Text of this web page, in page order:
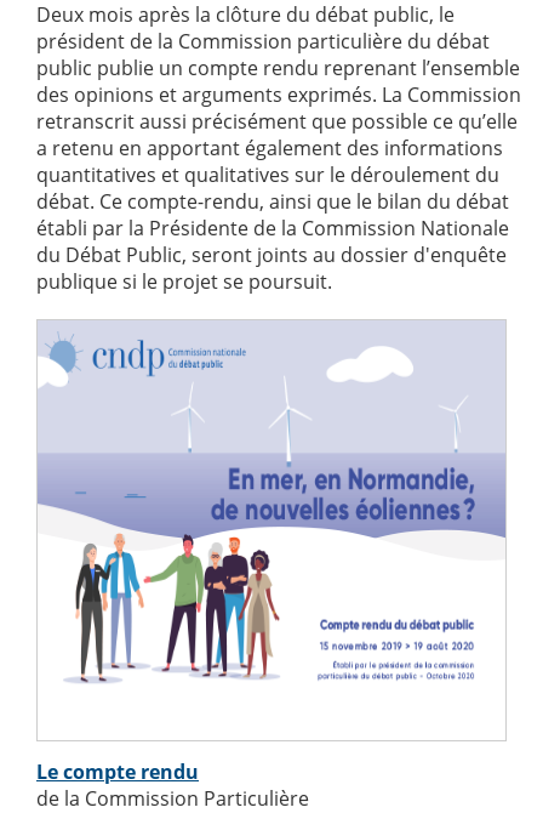
Deux mois après la clôture du débat public, le
président de la Commission particulière du débat
public publie un compte rendu reprenant l’ensemble
des opinions et arguments exprimés. La Commission
retranscrit aussi précisément que possible ce qu’elle
a retenu en apportant également des informations
quantitatives et qualitatives sur le déroulement du
débat. Ce compte-rendu, ainsi que le bilan du débat
établi par la Présidente de la Commission Nationale
du Débat Public, seront joints au dossier d'enquête
publique si le projet se poursuit.
Le compte rendu
de la Commission Particulière